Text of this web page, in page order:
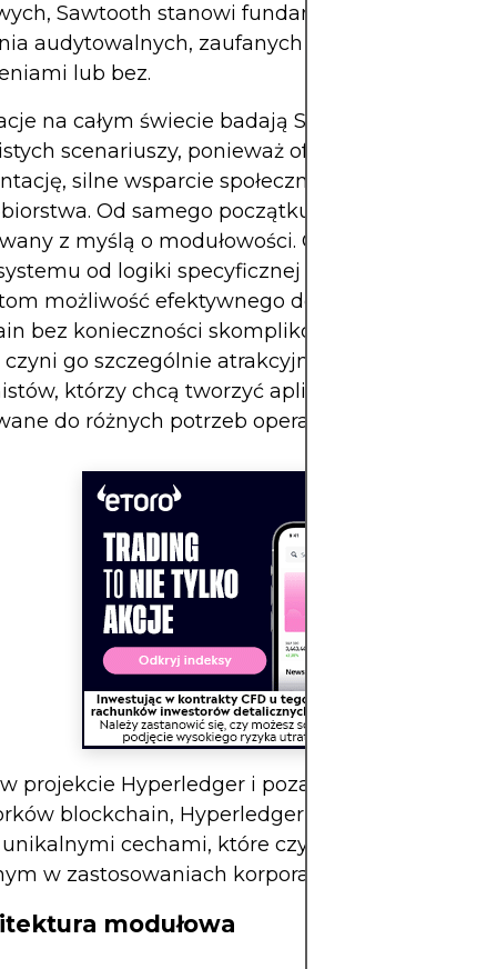
Sawtooth stanowi fundamentalne
audytowalnych, zaufanych sieci w ramach
lub bez.
na całym świecie badają Sawtooth pod
scenariuszy, ponieważ oferuje on obszerną
silne wsparcie społeczności i gotowość
Od samego początku Sawtooth był
z myślą o modułowości. Oddziela
od logiki specyficznej dla aplikacji, dając
możliwość efektywnego dostosowywania
bez konieczności skomplikowanego
czyni go szczególnie atrakcyjnym dla firm i
którzy chcą tworzyć aplikacje blockchain
do różnych potrzeb operacyjnych.
projekcie Hyperledger i poza nim istnieje kilka
blockchain, Hyperledger Sawtooth
cechami, które czynią go szczególnie
w zastosowaniach korporacyjnych.
modułowa